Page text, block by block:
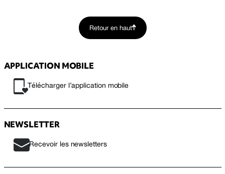
Retour en haut
APPLICATION MOBILE
Télécharger l’application mobile
NEWSLETTER
Recevoir les newsletters